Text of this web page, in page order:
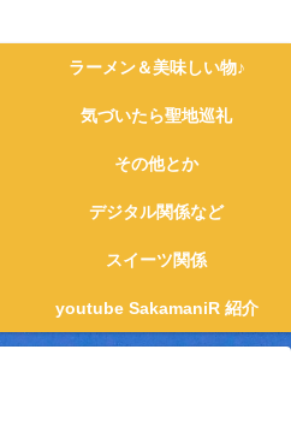
ラーメン＆美味しい物♪
気づいたら聖地巡礼
その他とか
デジタル関係など
スイーツ関係
youtube SakamaniR 紹介